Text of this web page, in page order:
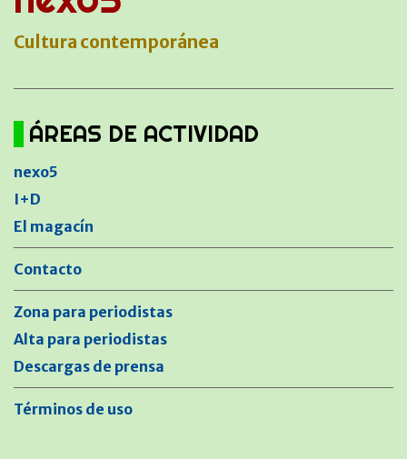
Cultura contemporánea
ÁREAS DE ACTIVIDAD
nexo5
I+D
El magacín
Contacto
Zona para periodistas
Alta para periodistas
Descargas de prensa
Términos de uso